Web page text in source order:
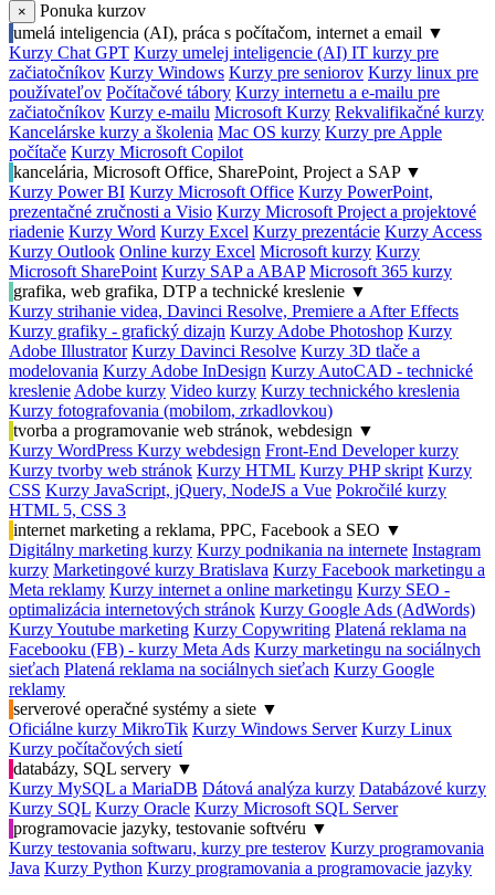
×
Ponuka kurzov
umelá inteligencia (AI), práca s počítačom, internet a email ▼
Kurzy Chat GPT Kurzy umelej inteligencie (AI) IT kurzy pre
začiatočníkov Kurzy Windows Kurzy pre seniorov Kurzy linux pre
používateľov Počítačové tábory Kurzy internetu a e-mailu pre
začiatočníkov Kurzy e-mailu Microsoft Kurzy Rekvalifikačné kurzy
Kancelárske kurzy a školenia Mac OS kurzy Kurzy pre Apple
počítače Kurzy Microsoft Copilot
kancelária, Microsoft Office, SharePoint, Project a SAP ▼
Kurzy Power BI Kurzy Microsoft Office Kurzy PowerPoint,
prezentačné zručnosti a Visio Kurzy Microsoft Project a projektové
riadenie Kurzy Word Kurzy Excel Kurzy prezentácie Kurzy Access
Kurzy Outlook Online kurzy Excel Microsoft kurzy Kurzy
Microsoft SharePoint Kurzy SAP a ABAP Microsoft 365 kurzy
grafika, web grafika, DTP a technické kreslenie ▼
Kurzy strihanie videa, Davinci Resolve, Premiere a After Effects
Kurzy grafiky - grafický dizajn Kurzy Adobe Photoshop Kurzy
Adobe Illustrator Kurzy Davinci Resolve Kurzy 3D tlače a
modelovania Kurzy Adobe InDesign Kurzy AutoCAD - technické
kreslenie Adobe kurzy Video kurzy Kurzy technického kreslenia
Kurzy fotografovania (mobilom, zrkadlovkou)
tvorba a programovanie web stránok, webdesign ▼
Kurzy WordPress Kurzy webdesign Front-End Developer kurzy
Kurzy tvorby web stránok Kurzy HTML Kurzy PHP skript Kurzy
CSS Kurzy JavaScript, jQuery, NodeJS a Vue Pokročilé kurzy
HTML 5, CSS 3
internet marketing a reklama, PPC, Facebook a SEO ▼
Digitálny marketing kurzy Kurzy podnikania na internete Instagram
kurzy Marketingové kurzy Bratislava Kurzy Facebook marketingu a
Meta reklamy Kurzy internet a online marketingu Kurzy SEO -
optimalizácia internetových stránok Kurzy Google Ads (AdWords)
Kurzy Youtube marketing Kurzy Copywriting Platená reklama na
Facebooku (FB) - kurzy Meta Ads Kurzy marketingu na sociálnych
sieťach Platená reklama na sociálnych sieťach Kurzy Google
reklamy
serverové operačné systémy a siete ▼
Oficiálne kurzy MikroTik Kurzy Windows Server Kurzy Linux
Kurzy počítačových sietí
databázy, SQL servery ▼
Kurzy MySQL a MariaDB Dátová analýza kurzy Databázové kurzy
Kurzy SQL Kurzy Oracle Kurzy Microsoft SQL Server
programovacie jazyky, testovanie softvéru ▼
Kurzy testovania softwaru, kurzy pre testerov Kurzy programovania
Java Kurzy Python Kurzy programovania a programovacie jazyky